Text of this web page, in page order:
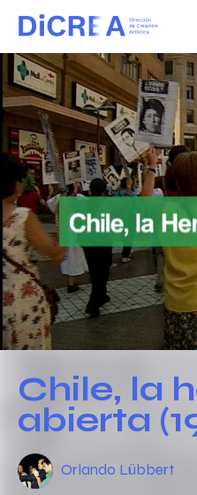
Chile, la
abierta
Orlando Lübbert